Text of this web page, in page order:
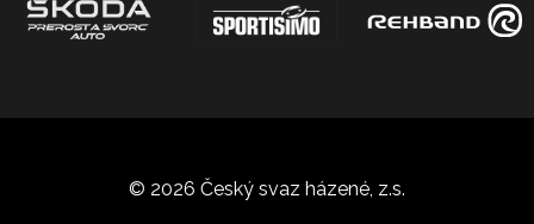
© 2026 Český svaz házené, z.s.